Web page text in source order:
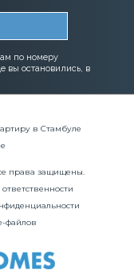
по номеру
вы остановились, в
в Стамбуле
права защищены.
файлов